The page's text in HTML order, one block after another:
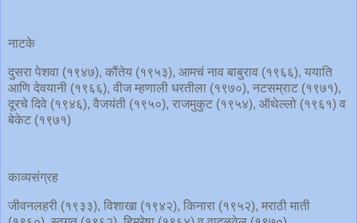
नाटके
दुसरा पेशवा (१९४७), कौंतेय (१९५३), आमचं नाव बाबुराव (१९६६), ययाति
आणि देवयानी (१९६६), वीज म्हणाली धरतीला (१९७०), नटसम्राट (१९७१),
दूरचे दिवे (१९४६), वैजयंती (१९५०), राजमुकुट (१९५४), ऑथेल्लो (१९६१) व
बेकेट (१९७१)
काव्यसंग्रह
जीवनलहरी (१९३३), विशाखा (१९४२), किनारा (१९५२), मराठी माती